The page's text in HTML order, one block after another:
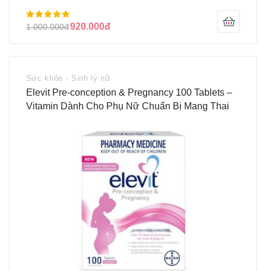
1.000.000đ920.000đ
Sức khỏe - Sinh lý nữ
Elevit Pre-conception & Pregnancy 100 Tablets –
Vitamin Dành Cho Phụ Nữ Chuẩn Bị Mang Thai